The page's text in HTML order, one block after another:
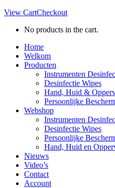
View CartCheckout
No products in the cart.
Home
Welkom
Producten
Instrumenten
Desinfectie Wipes
Hand, Huid &
Persoonlijke
Webshop
Instrumenten
Desinfectie Wipes
Persoonlijke
Hand, Huid en
Nieuws
Video’s
Contact
Account